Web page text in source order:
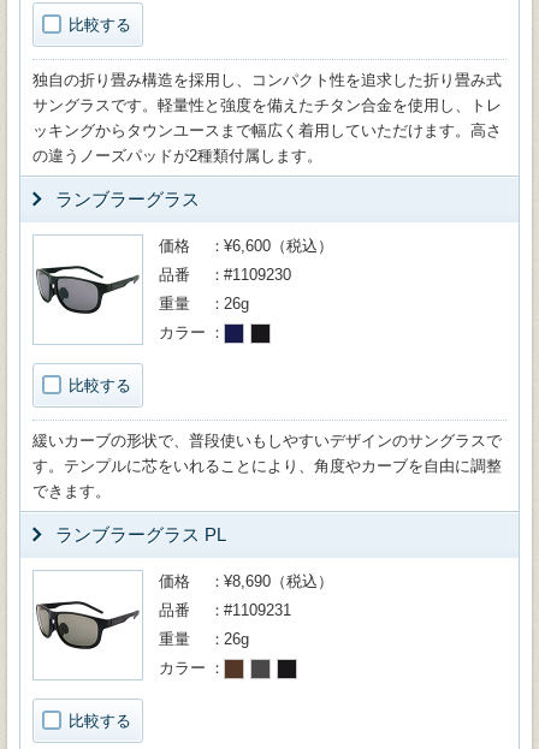
比較する
独自の折り畳み構造を採用し、コンパクト性を追求した折り畳み式
サングラスです。軽量性と強度を備えたチタン合金を使用し、トレ
ッキングからタウンユースまで幅広く着用していただけます。高さ
の違うノーズパッドが2種類付属します。
ランブラーグラス
比較する
価格
¥6,600（税込）
品番
#1109230
重量
26g
カラー
緩いカーブの形状で、普段使いもしやすいデザインのサングラスで
す。テンプルに芯をいれることにより、角度やカーブを自由に調整
できます。
ランブラーグラス PL
比較する
価格
¥8,690（税込）
品番
#1109231
重量
26g
カラー